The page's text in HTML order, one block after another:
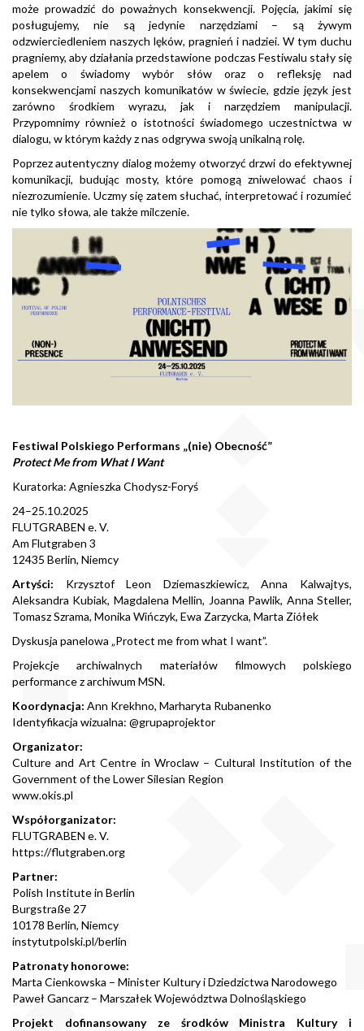
może prowadzić do poważnych konsekwencji. Pojęcia, jakimi się
posługujemy, nie są jedynie narzędziami – są żywym
odzwierciedleniem naszych lęków, pragnień i nadziei. W tym duchu
pragniemy, aby działania przedstawione podczas Festiwalu stały się
apelem o świadomy wybór słów oraz o refleksję nad
konsekwencjami naszych komunikatów w świecie, gdzie język jest
zarówno środkiem wyrazu, jak i narzędziem manipulacji.
Przypomnimy również o istotności świadomego uczestnictwa w
dialogu, w którym każdy z nas odgrywa swoją unikalną rolę.
Poprzez autentyczny dialog możemy otworzyć drzwi do efektywnej
komunikacji, budując mosty, które pomogą zniwelować chaos i
niezrozumienie. Uczmy się zatem słuchać, interpretować i rozumieć
nie tylko słowa, ale także milczenie.
Festiwal Polskiego Performans „(nie) Obecność”
Protect Me from What I Want
Kuratorka: Agnieszka Chodysz-Foryś
24–25.10.2025
FLUTGRABEN e. V.
Am Flutgraben 3
12435 Berlin, Niemcy
Artyści: Krzysztof Leon Dziemaszkiewicz, Anna Kalwajtys,
Aleksandra Kubiak, Magdalena Mellin, Joanna Pawlik, Anna Steller,
Tomasz Szrama, Monika Wińczyk, Ewa Zarzycka, Marta Ziółek
Dyskusja panelowa „Protect me from what I want”.
Projekcje archiwalnych materiałów filmowych polskiego
performance z archiwum MSN.
Koordynacja: Ann Krekhno, Marharyta Rubanenko
Identyfikacja wizualna: @grupaprojektor
Organizator:
Culture and Art Centre in Wroclaw – Cultural Institution of the
Government of the Lower Silesian Region
www.okis.pl
Współorganizator:
FLUTGRABEN e. V.
https://flutgraben.org
Partner:
Polish Institute in Berlin
Burgstraße 27
10178 Berlin, Niemcy
instytutpolski.pl/berlin
Patronaty honorowe:
Marta Cienkowska – Minister Kultury i Dziedzictwa Narodowego
Paweł Gancarz – Marszałek Województwa Dolnośląskiego
Projekt dofinansowany ze środków Ministra Kultury i